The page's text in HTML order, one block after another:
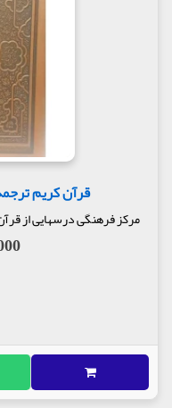
قرآن کریم
مرکز فرهنگی درسهایی از